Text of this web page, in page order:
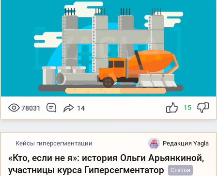
78031 14 15
Кейсы гиперсегментации Редакция Yagla
«Кто, если не я»: история Ольги Арьянкиной,
участницы курса Гиперсегментатор
Статья